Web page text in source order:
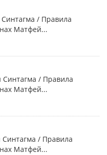
/ Правила
Матфей...
/ Правила
Матфей...
/ Правила
Матфей...